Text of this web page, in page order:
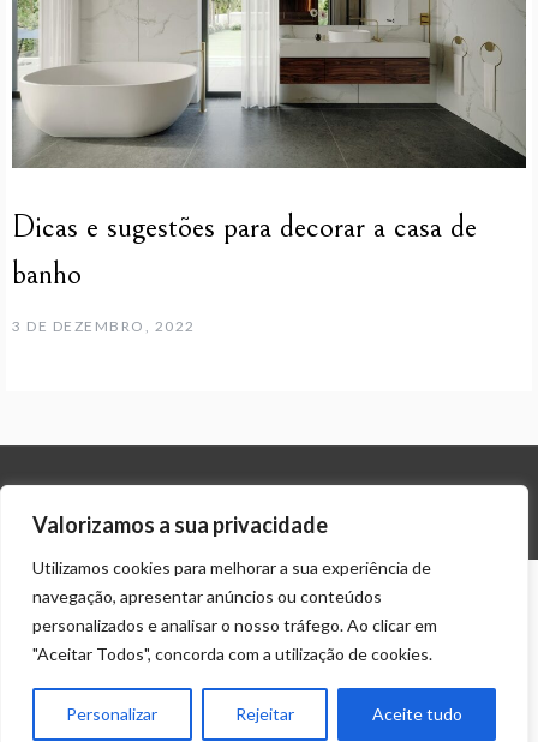
Valorizamos a sua privacidade
Utilizamos cookies para melhorar a sua experiência de
navegação, apresentar anúncios ou conteúdos
personalizados e analisar o nosso tráfego. Ao clicar em
"Aceitar Todos", concorda com a utilização de cookies.
Personalizar Rejeitar Aceite tudo
Dicas e sugestões para decorar a casa de
banho
3 DE DEZEMBRO, 2022